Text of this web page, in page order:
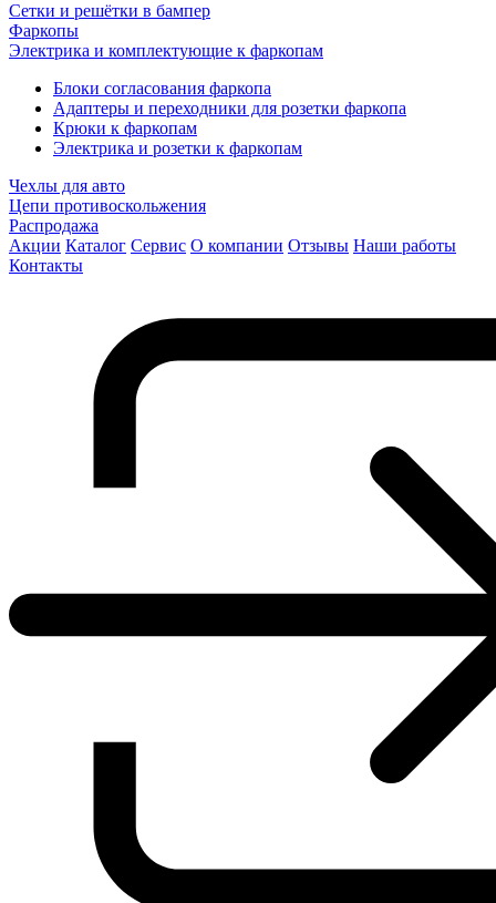
Сетки и решётки в бампер
Фаркопы
Электрика и комплектующие к фаркопам
Блоки согласования фаркопа
Адаптеры и переходники для розетки фаркопа
Крюки к фаркопам
Электрика и розетки к фаркопам
Чехлы для авто
Цепи противоскольжения
Распродажа
Акции Каталог Сервис О компании Отзывы Наши работы
Контакты